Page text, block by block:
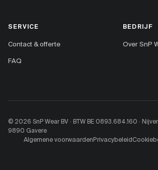
SERVICE
Contact & offerte
FAQ
BEDRIJF
Over SnP
© 2026 SnP Wear BV · BTW BE 0893.684.160 ·
9890 Gavere
Algemene voorwaardenPrivacybeleid